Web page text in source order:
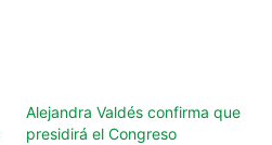
Alejandra Valdés confirma que
presidirá el Congreso